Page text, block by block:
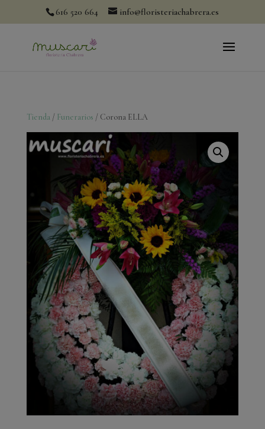
616 520 664 info@floristeriachabrera.es
Tienda/ Funerarios / Corona ELLA
modal-check